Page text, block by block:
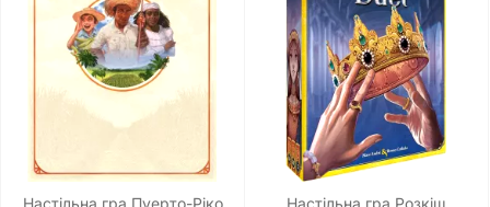
Настільна гра Пуерто-Ріко Настільна гра Розкіш